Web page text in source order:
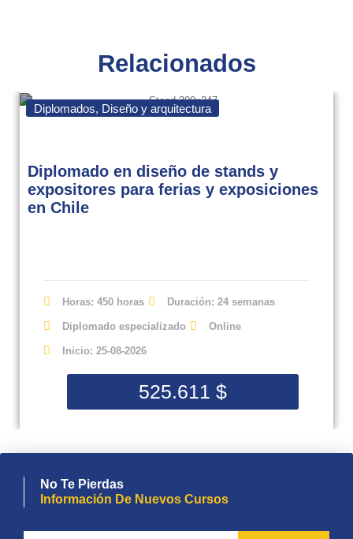
Relacionados
Diplomados, Diseño y arquitectura
Diplomado en diseño de stands y
expositores para ferias y exposiciones
en Chile
Horas: 450 horas Duración: 24 semanas
Diplomado especializado Online
Inicio: 25-08-2026
525.611 $
No Te Pierdas
Información De Nuevos Cursos